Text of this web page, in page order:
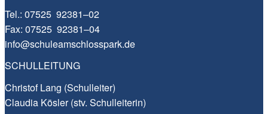
Tel.: 07525 92381–02
Fax: 07525 92381–04
info@​schuleamschlosspark.​de
SCHULLEITUNG
Christof Lang (Schul­lei­ter)
Clau­dia Kös­ler (stv. Schulleiterin)